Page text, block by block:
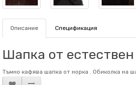
Описание Спецификация
Шапка от естествен
Тъмно кафява шапка от норка . Обиколка на